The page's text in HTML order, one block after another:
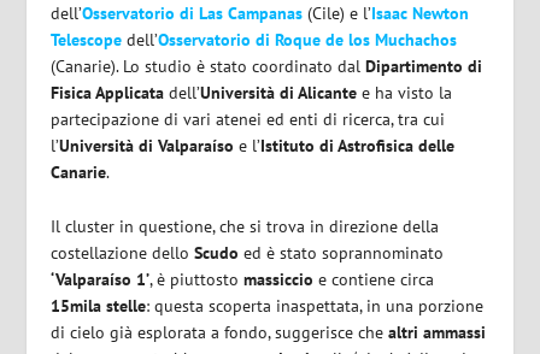
dell’Osservatorio di Las Campanas (Cile) e l’Isaac Newton
Telescope dell’Osservatorio di Roque de los Muchachos
(Canarie). Lo studio è stato coordinato dalDipartimento di
Fisica Applicata dell’Università di Alicante e ha visto la
partecipazione di vari atenei ed enti di ricerca, tra cui
l’Università di Valparaíso e l’Istituto di Astrofisica delle
Canarie.
Il cluster in questione, che si trova in direzione della
costellazione delloScudo ed è stato soprannominato
‘Valparaíso 1’, è piuttostomassiccio e contiene circa
15mila stelle: questa scoperta inaspettata, in una porzione
di cielo già esplorata a fondo, suggerisce chealtri ammassi